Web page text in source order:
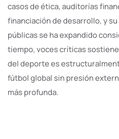
casos de ética, auditorías
financiación de desarrollo, y
públicas se ha expandido
tiempo, voces críticas
del deporte es
fútbol global sin presión
más profunda.